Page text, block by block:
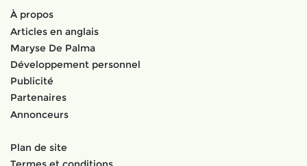
À propos
Articles en anglais
Maryse De Palma
Développement personnel
Publicité
Partenaires
Annonceurs
Plan de site